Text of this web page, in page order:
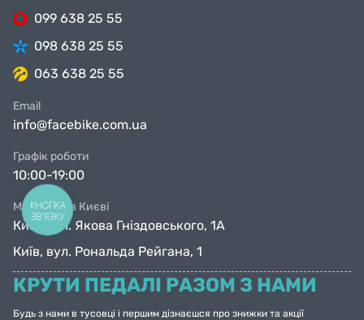
099 638 25 55
098 638 25 55
063 638 25 55
Email
info@facebike.com.ua
Графік роботи
10:00-19:00
Магазини в Києві
Київ, вул. Якова Гніздовського, 1А
Київ, вул. Рональда Рейгана, 1
КРУТИ ПЕДАЛІ РАЗОМ З НАМИ
Будь з нами в тусовці і першим дізнаєшся про знижки та акції
КНОПКА
ЗВ'ЯЗКУ